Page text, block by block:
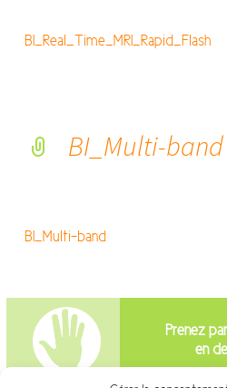
BI_Real_Time_MRI_Rapid_Flash
BI_Multi-band
BI_Multi-band
Prenez
en